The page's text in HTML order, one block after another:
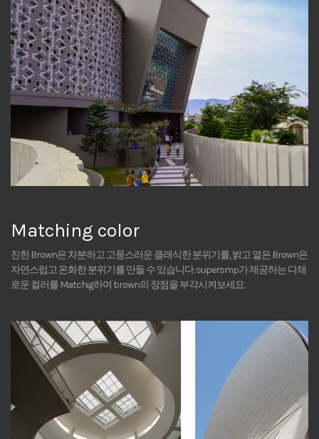
Matching color
진한 Brown은 차분하고 고풍스러운 클래식한 분위기를, 밝고 옅은 Brown은
자연스럽고 온화한 분위기를 만들 수 있습니다. supersmp가 제공하는 다채
로운 컬러를 Matchig하여 brown의 장점을 부각시켜보세요.